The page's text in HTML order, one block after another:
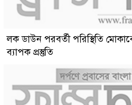
লক ডাউন পরবর্তী পরিস্থিতি
ব্যাপক প্রস্তুতি